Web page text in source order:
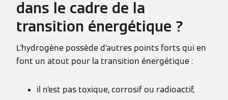
dans le cadre de la
transition énergétique ?
L’hydrogène possède d’autres points forts qui en
font un atout pour la transition énergétique :
il n’est pas toxique, corrosif ou radioactif,